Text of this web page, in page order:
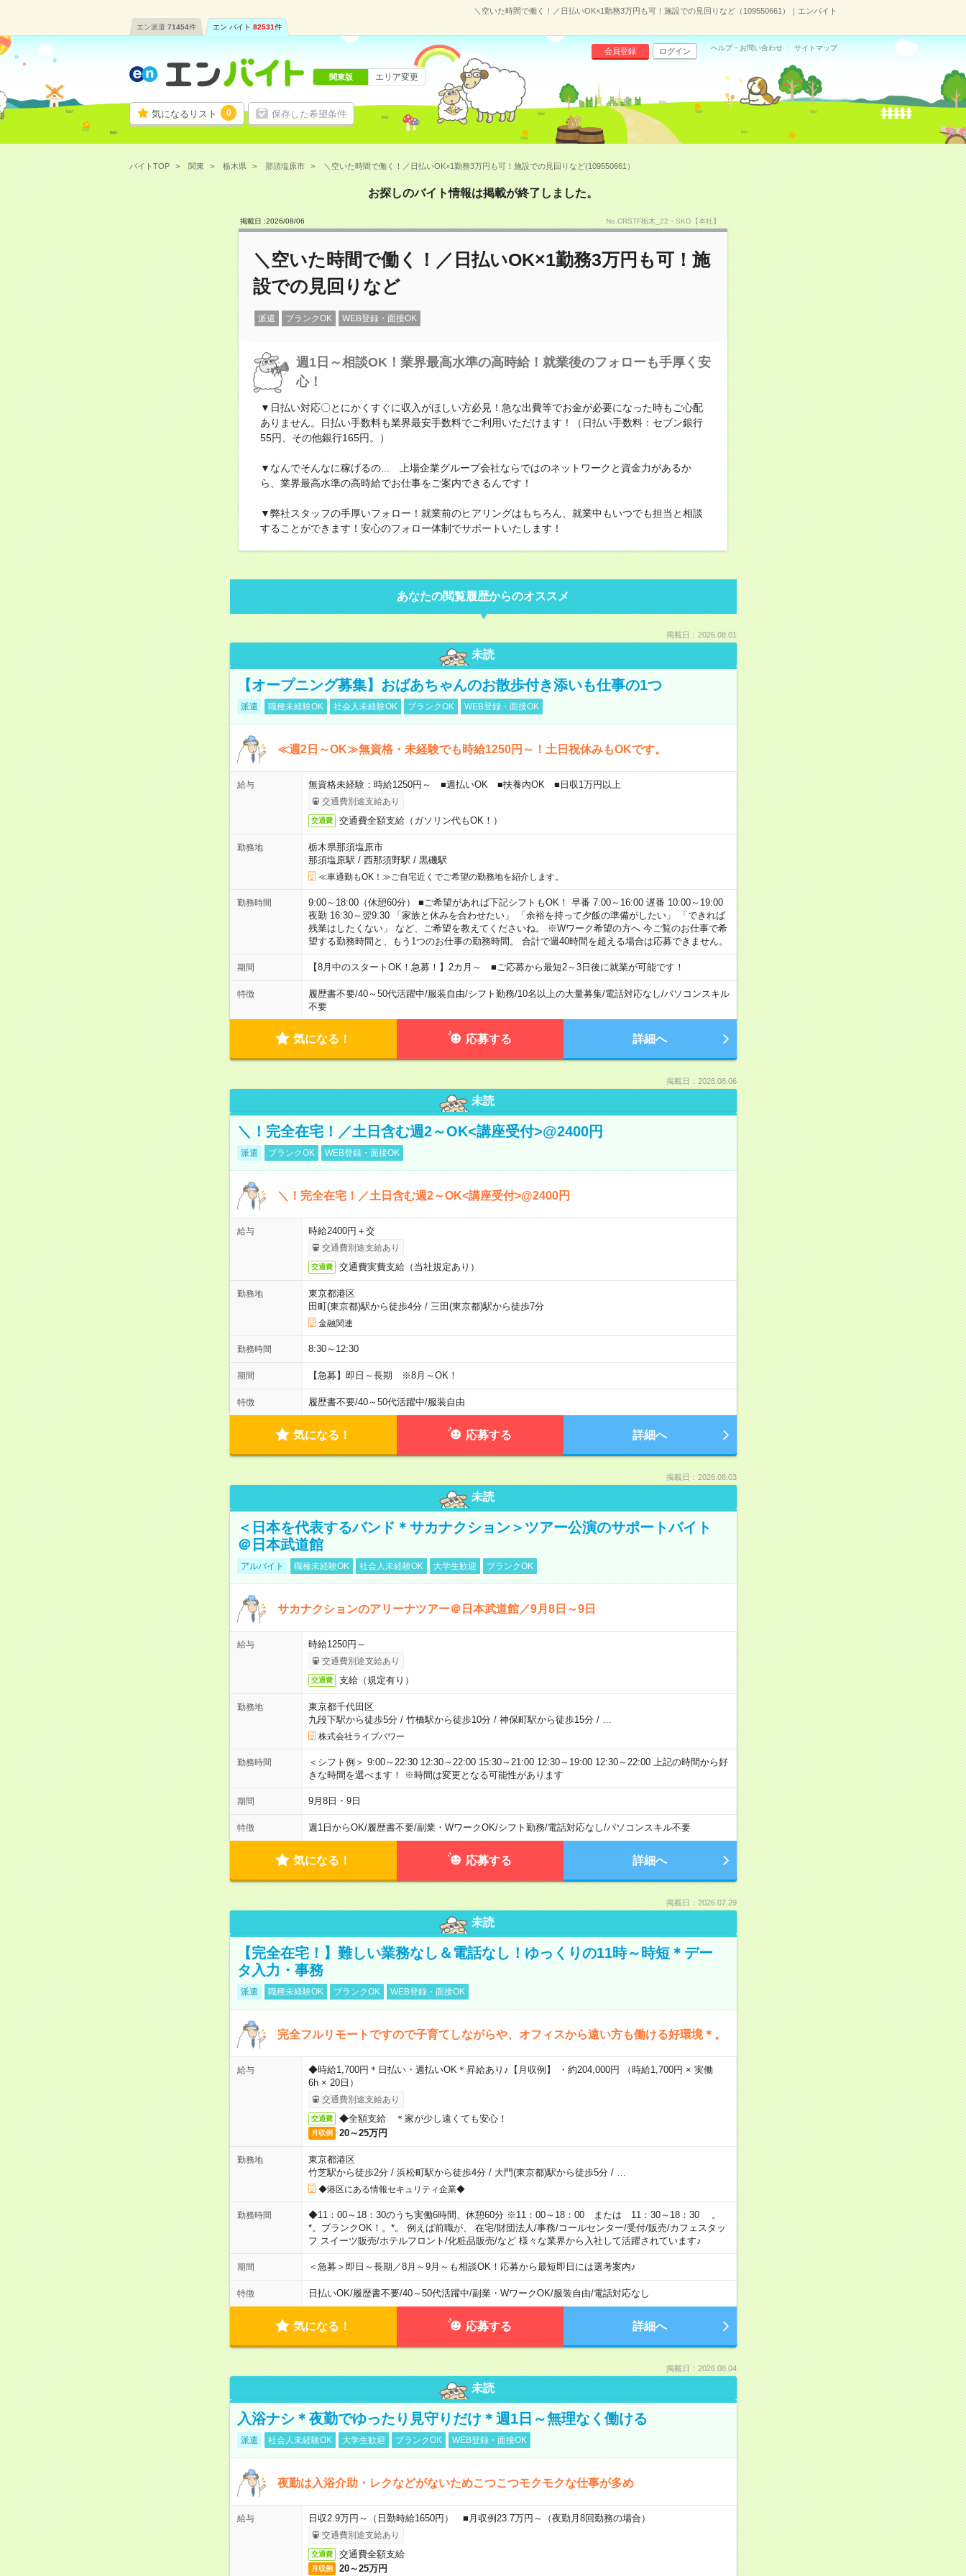
＼空いた時間で働く！／日払いOK×1勤務3万円も可！施設での見回りなど（109550661）｜エンバイト
エン派遣 71454件 エン バイト 82531件
気になるリスト 0 保存した希望条件
会員登録 ログイン ヘルプ・お問い合わせ サイトマップ
関東版 エリア変更
バイトTOP 関東 栃木県 那須塩原市 ＼空いた時間で働く！／日払いOK×1勤務3万円も可！施設での見回りなど(109550661）
お探しのバイト情報は掲載が終了しました。
掲載日 :2026/08/06 No.CRSTF栃木_22・SKG【本社】
＼空いた時間で働く！／日払いOK×1勤務3万円も可！施
設での見回りなど
派遣 ブランクOK WEB登録・面接OK
週1日～相談OK！業界最高水準の高時給！就業後のフォローも手厚く安
心！
▼日払い対応〇とにかくすぐに収入がほしい方必見！急な出費等でお金が必要になった時もご心配
ありません。日払い手数料も業界最安手数料でご利用いただけます！（日払い手数料：セブン銀行
55円、その他銀行165円。）
▼なんでそんなに稼げるの... 上場企業グループ会社ならではのネットワークと資金力があるか
ら、業界最高水準の高時給でお仕事をご案内できるんです！
▼弊社スタッフの手厚いフォロー！就業前のヒアリングはもちろん、就業中もいつでも担当と相談
することができます！安心のフォロー体制でサポートいたします！
あなたの閲覧履歴からのオススメ
掲載日：2026.08.01
未読
【オープニング募集】おばあちゃんのお散歩付き添いも仕事の1つ
派遣 職種未経験OK 社会人未経験OK ブランクOK WEB登録・面接OK
≪週2日～OK≫無資格・未経験でも時給1250円～！土日祝休みもOKです。
給与 無資格未経験：時給1250円～ ■週払いOK ■扶養内OK ■日収1万円以上
交通費別途支給あり
交通費 交通費全額支給（ガソリン代もOK！）
勤務地
栃木県那須塩原市
那須塩原駅 / 西那須野駅 / 黒磯駅
≪車通勤もOK！≫ご自宅近くでご希望の勤務地を紹介します。
勤務時間
9:00～18:00（休憩60分） ■ご希望があれば下記シフトもOK！ 早番 7:00～16:00 遅番 10:00～19:00
夜勤 16:30～翌9:30 「家族と休みを合わせたい」 「余裕を持って夕飯の準備がしたい」 「できれば
残業はしたくない」 など、ご希望を教えてくださいね。 ※Wワーク希望の方へ 今ご覧のお仕事で希
望する勤務時間と、もう1つのお仕事の勤務時間。 合計で週40時間を超える場合は応募できません。
期間 【8月中のスタートOK！急募！】2カ月～ ■ご応募から最短2～3日後に就業が可能です！
特徴 履歴書不要/40～50代活躍中/服装自由/シフト勤務/10名以上の大量募集/電話対応なし/パソコンスキル
不要
気になる！ 応募する 詳細へ
掲載日：2026.08.06
未読
＼！完全在宅！／土日含む週2～OK<講座受付>@2400円
派遣 ブランクOK WEB登録・面接OK
＼！完全在宅！／土日含む週2～OK<講座受付>@2400円
給与 時給2400円＋交
交通費別途支給あり
交通費 交通費実費支給（当社規定あり）
勤務地
東京都港区
田町(東京都)駅から徒歩4分/ 三田(東京都)駅から徒歩7分
金融関連
勤務時間 8:30～12:30
期間 【急募】即日～長期 ※8月～OK！
特徴 履歴書不要/40～50代活躍中/服装自由
気になる！ 応募する 詳細へ
掲載日：2026.08.03
未読
＜日本を代表するバンド＊サカナクション＞ツアー公演のサポートバイト
＠日本武道館
アルバイト 職種未経験OK 社会人未経験OK 大学生歓迎 ブランクOK
サカナクションのアリーナツアー＠日本武道館／9月8日～9日
給与 時給1250円～
交通費別途支給あり
交通費 支給（規定有り）
勤務地
東京都千代田区
九段下駅から徒歩5分/ 竹橋駅から徒歩10分/ 神保町駅から徒歩15分/
株式会社ライブパワー
勤務時間
＜シフト例＞ 9:00～22:30 12:30～22:00 15:30～21:00 12:30～19:00 12:30～22:00 上記の時間から好
きな時間を選べます！ ※時間は変更となる可能性があります
期間 9月8日・9日
特徴 週1日からOK/履歴書不要/副業・WワークOK/シフト勤務/電話対応なし/パソコンスキル不要
気になる！ 応募する 詳細へ
掲載日：2026.07.29
未読
【完全在宅！】難しい業務なし＆電話なし！ゆっくりの11時～時短＊デー
タ入力・事務
派遣 職種未経験OK ブランクOK WEB登録・面接OK
完全フルリモートですので子育てしながらや、オフィスから遠い方も働ける好環境＊。
給与
◆時給1,700円＊日払い・週払いOK＊昇給あり♪【月収例】 ・約204,000円 （時給1,700円 × 実働
6h × 20日）
交通費別途支給あり
交通費 ◆全額支給 ＊家が少し遠くても安心！
月収例 20～25万円
勤務地
東京都港区
竹芝駅から徒歩2分/ 浜松町駅から徒歩4分/ 大門(東京都)駅から徒歩5分/
◆港区にある情報セキュリティ企業◆
勤務時間
◆11：00～18：30のうち実働6時間、休憩60分 ※11：00～18：00 または 11：30～18：30 。
*。ブランクOK！。*。 例えば前職が、 在宅/財団法人/事務/コールセンター/受付/販売/カフェスタッ
フ スイーツ販売/ホテルフロント/化粧品販売/など 様々な業界から入社して活躍されています♪
期間 ＜急募＞即日～長期／8月～9月～も相談OK！応募から最短即日には選考案内♪
特徴 日払いOK/履歴書不要/40～50代活躍中/副業・WワークOK/服装自由/電話対応なし
気になる！ 応募する 詳細へ
掲載日：2026.08.04
未読
入浴ナシ＊夜勤でゆったり見守りだけ＊週1日～無理なく働ける
派遣 社会人未経験OK 大学生歓迎 ブランクOK WEB登録・面接OK
夜勤は入浴介助・レクなどがないためこつこつモクモクな仕事が多め
給与 日収2.9万円～（日勤時給1650円） ■月収例23.7万円～（夜勤月8回勤務の場合）
交通費別途支給あり
交通費 交通費全額支給
月収例 20～25万円